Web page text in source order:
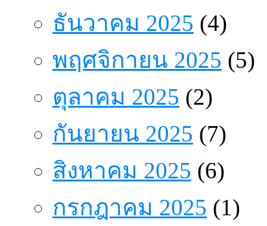
ธันวาคม 2025 (4)
พฤศจิกายน 2025 (5)
ตุลาคม 2025 (2)
กันยายน 2025 (7)
สิงหาคม 2025 (6)
กรกฎาคม 2025 (1)